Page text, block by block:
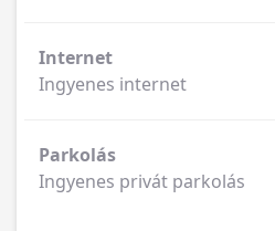
Internet
Ingyenes internet
Parkolás
Ingyenes privát parkolás